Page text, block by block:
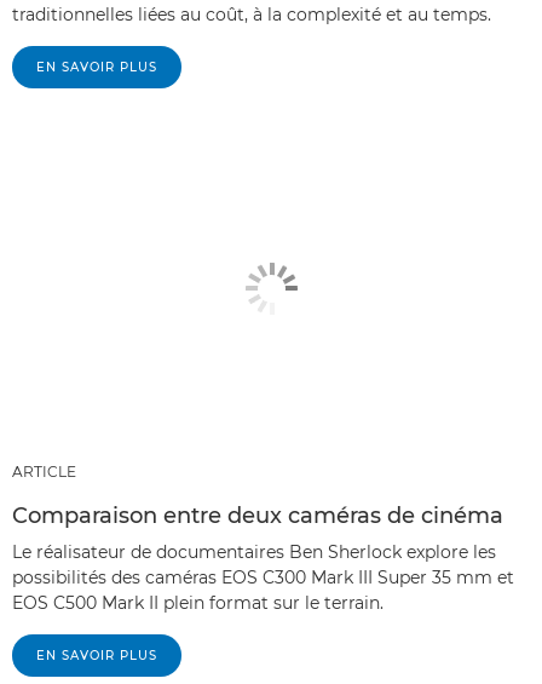
traditionnelles liées au coût, à la complexité et au temps.
EN SAVOIR PLUS
ARTICLE
Comparaison entre deux caméras de cinéma
Le réalisateur de documentaires Ben Sherlock explore les
possibilités des caméras EOS C300 Mark III Super 35 mm et
EOS C500 Mark II plein format sur le terrain.
EN SAVOIR PLUS